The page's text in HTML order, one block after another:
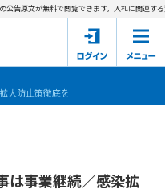
料
告原文が無料で閲覧できます。入札に関連する
大防止策徹底を
は事業継続／感染拡